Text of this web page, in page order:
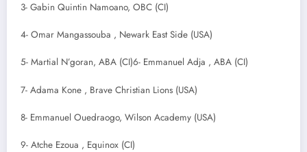
3- Gabin Quintin Namoano, OBC (CI)
4- Omar Mangassouba , Newark East Side (USA)
5- Martial N’goran, ABA (CI)6- Emmanuel Adja , ABA (CI)
7- Adama Kone , Brave Christian Lions (USA)
8- Emmanuel Ouedraogo, Wilson Academy (USA)
9- Atche Ezoua , Equinox (CI)